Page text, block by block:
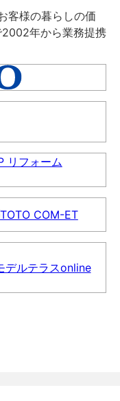
客様の暮らしの価
年から業務提携